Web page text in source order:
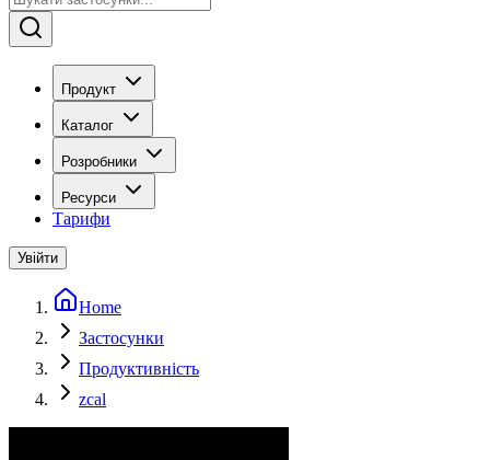
Продукт
Каталог
Розробники
Ресурси
Тарифи
Увійти
Home
Застосунки
Продуктивність
zcal